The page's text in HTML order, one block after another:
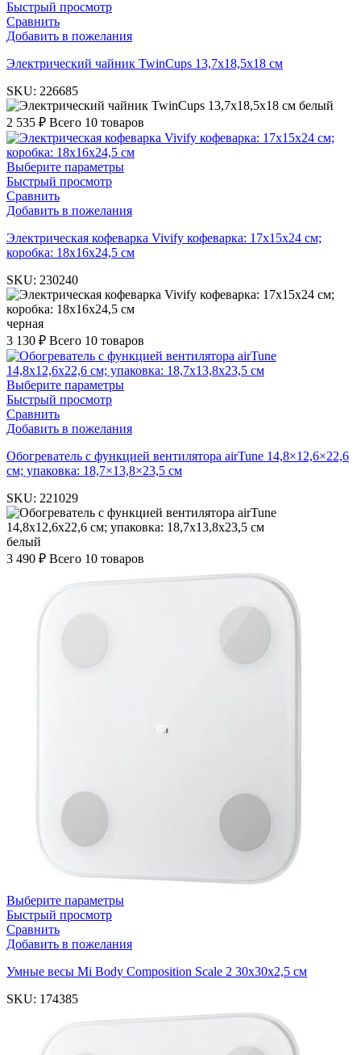
Быстрый просмотр
Сравнить
Добавить в пожелания
Электрический чайник TwinCups 13,7х18,5х18 см
SKU: 226685
белый
2 535 ₽ Всего 10 товаров
Выберите параметры
Быстрый просмотр
Сравнить
Добавить в пожелания
Электрическая кофеварка Vivify кофеварка: 17х15х24 см;
коробка: 18х16х24,5 см
SKU: 230240
черная
3 130 ₽ Всего 10 товаров
Выберите параметры
Быстрый просмотр
Сравнить
Добавить в пожелания
Обогреватель с функцией вентилятора airTune 14,8×12,6×22,6
см; упаковка: 18,7×13,8×23,5 см
SKU: 221029
белый
3 490 ₽ Всего 10 товаров
Выберите параметры
Быстрый просмотр
Сравнить
Добавить в пожелания
Умные весы Mi Body Composition Scale 2 30x30x2,5 см
SKU: 174385